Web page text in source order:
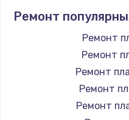
Ремонт
Ремонт
Ремонт
Ремонт
Ремонт
Ремонт